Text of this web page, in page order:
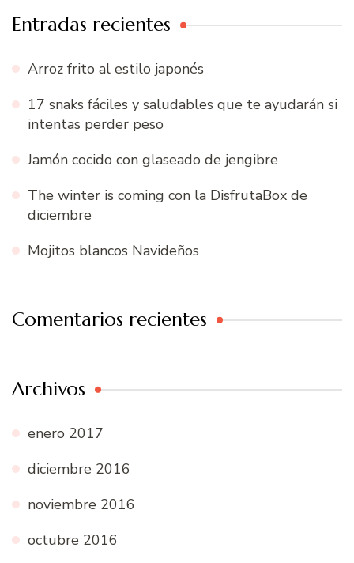
Entradas recientes
Arroz frito al estilo japonés
17 snaks fáciles y saludables que te ayudarán si
intentas perder peso
Jamón cocido con glaseado de jengibre
The winter is coming con la DisfrutaBox de
diciembre
Mojitos blancos Navideños
Comentarios recientes
Archivos
enero 2017
diciembre 2016
noviembre 2016
octubre 2016